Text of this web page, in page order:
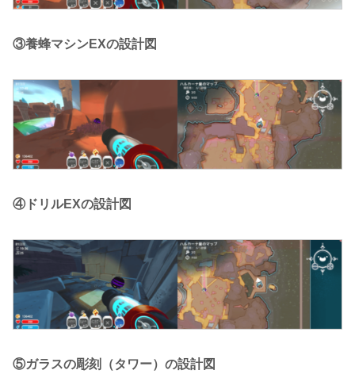
③養蜂マシンEXの設計図
④ドリルEXの設計図
⑤ガラスの彫刻（タワー）の設計図